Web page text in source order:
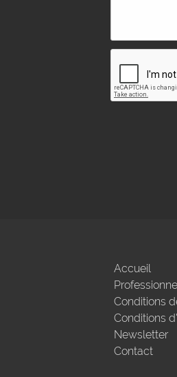
Accueil
Conditions
Conditions
Newsletter
Contact